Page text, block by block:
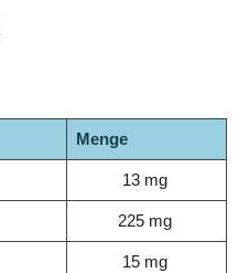
Menge
13 mg
225 mg
15 mg